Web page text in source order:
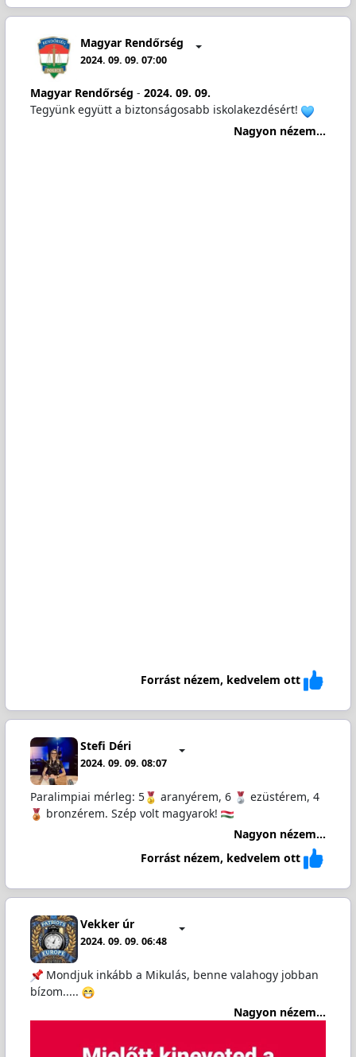
Magyar Rendőrség
2024. 09. 09. 07:00
Magyar Rendőrség - 2024. 09. 09.
Tegyünk együtt a biztonságosabb iskolakezdésért!
Nagyon nézem...
Forrást nézem, kedvelem ott
Stefi Déri
2024. 09. 09. 08:07
Paralimpiai mérleg: 5 aranyérem, 6
ezüstérem, 4
bronzérem. Szép volt magyarok!
Nagyon nézem...
Forrást nézem, kedvelem ott
Vekker úr
2024. 09. 09. 06:48
Mondjuk inkább a Mikulás, benne valahogy jobban
bízom.....
Nagyon nézem...